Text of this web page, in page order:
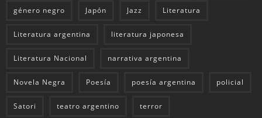
género negro Japón Jazz Literatura
Literatura argentina literatura japonesa
Literatura Nacional narrativa argentina
Novela Negra Poesía poesía argentina policial
Satori teatro argentino terror